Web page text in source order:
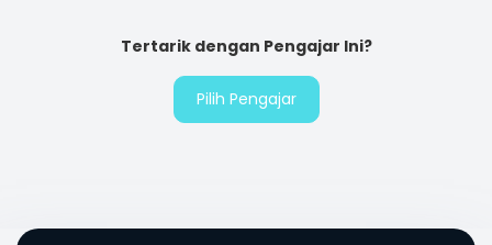
Tertarik dengan Pengajar Ini?
Pilih Pengajar